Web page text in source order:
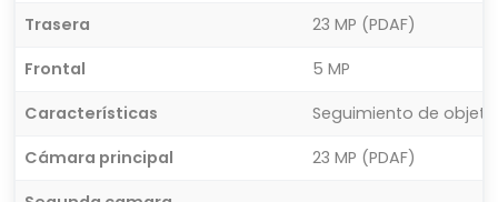
Trasera
23 MP (PDAF)
Frontal
5 MP
Características
Seguimiento de
Cámara principal
23 MP (PDAF)